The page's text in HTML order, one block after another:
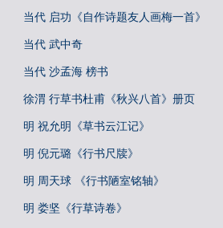
当代 启功《自作诗题友人画梅一首》
当代 武中奇
当代 沙孟海 榜书
徐渭 行草书杜甫《秋兴八首》册页
明 祝允明《草书云江记》
明 倪元璐《行书尺牍》
明 周天球 《行书陋室铭轴》
明 娄坚《行草诗卷》